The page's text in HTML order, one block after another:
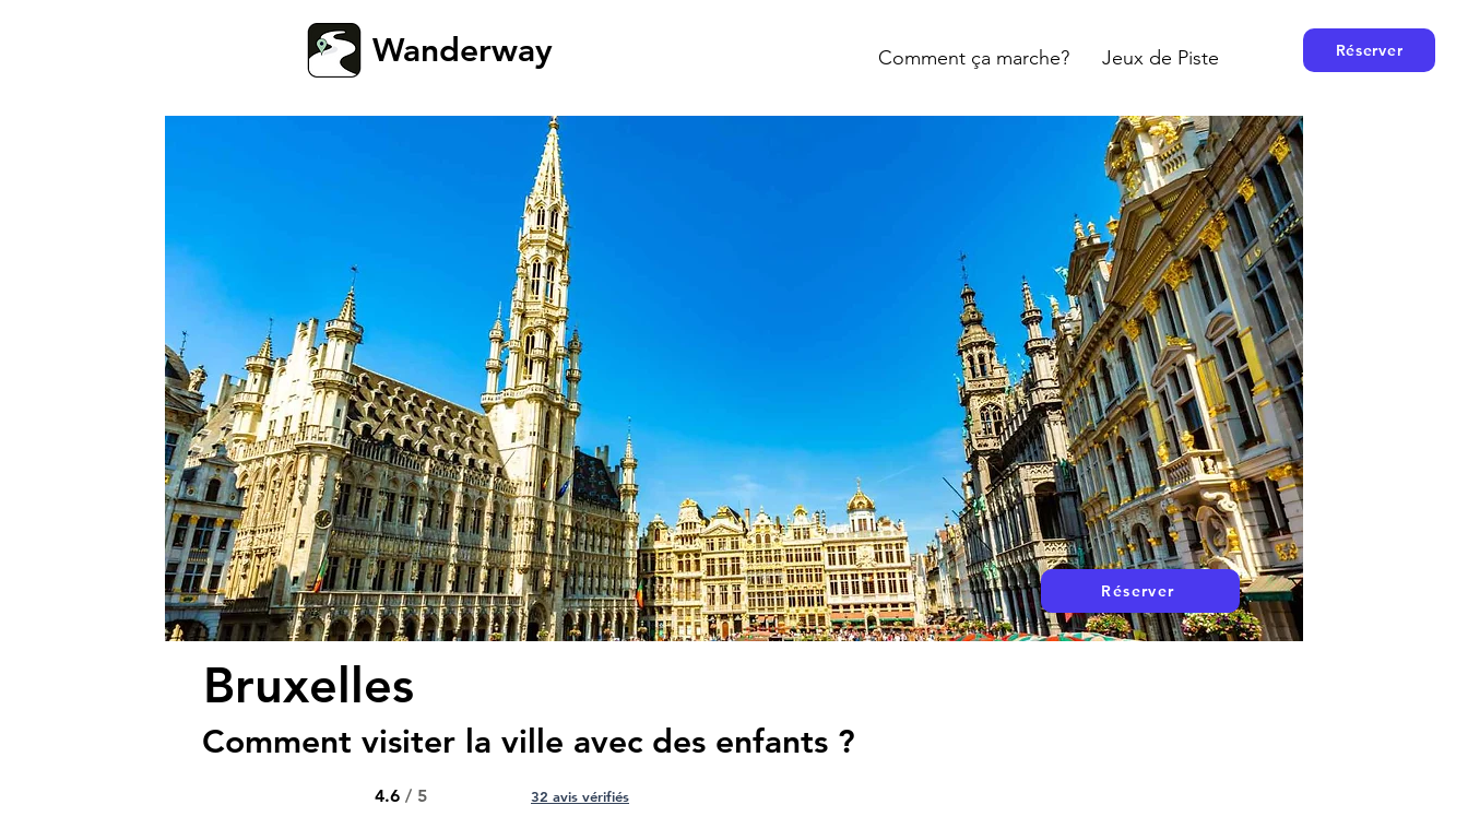
Wanderway Comment ça marche? Jeux de Piste Réserver
Réserver
Bruxelles
Comment visiter la ville avec des enfants ?
4.6 / 5 32 avis vérifiés